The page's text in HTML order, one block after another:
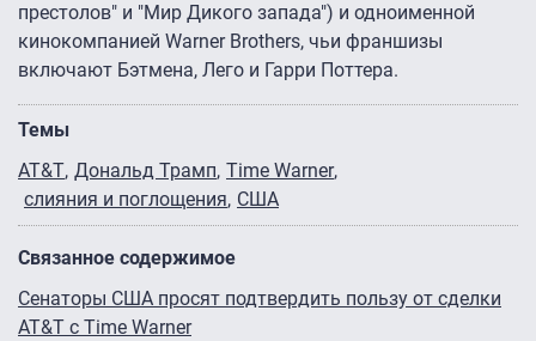
престолов" и "Мир Дикого запада") и одноименной
кинокомпанией Warner Brothers, чьи франшизы
включают Бэтмена, Лего и Гарри Поттера.
Темы
AT&T Дональд Трамп Time Warner
слияния и поглощения США
Связанное содержимое
Сенаторы США просят подтвердить пользу от сделки
AT&T c Time Warner